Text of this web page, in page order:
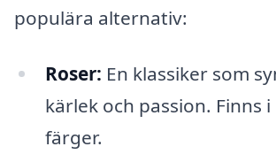
populära alternativ:
Roser: En klassiker som
kärlek och passion. Finns
färger.